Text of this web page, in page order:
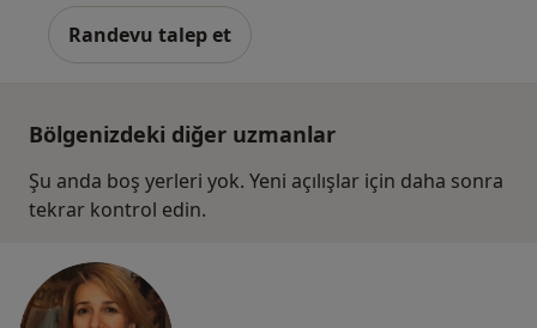
Randevu talep et
Bölgenizdeki diğer uzmanlar
Şu anda boş yerleri yok. Yeni açılışlar için daha sonra
tekrar kontrol edin.